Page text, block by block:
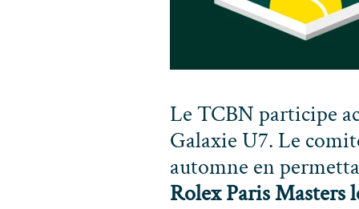
Le TCBN participe
Galaxie U7. Le
automne en
Rolex Paris Masters